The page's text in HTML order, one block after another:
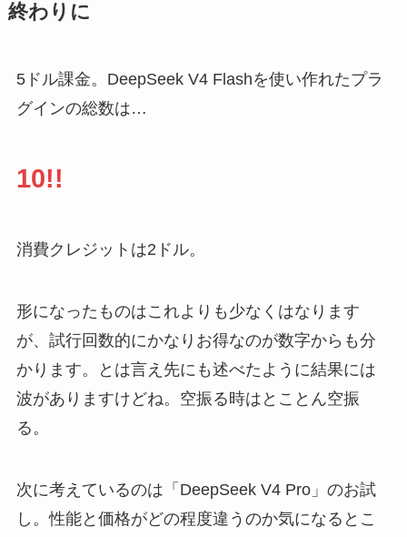
終わりに
5ドル課金。DeepSeek V4 Flashを使い作れたプラ
グインの総数は…
10!!
消費クレジットは2ドル。
形になったものはこれよりも少なくはなります
が、試行回数的にかなりお得なのが数字からも分
かります。とは言え先にも述べたように結果には
波がありますけどね。空振る時はとことん空振
る。
次に考えているのは「DeepSeek V4 Pro」のお試
し。性能と価格がどの程度違うのか気になるとこ